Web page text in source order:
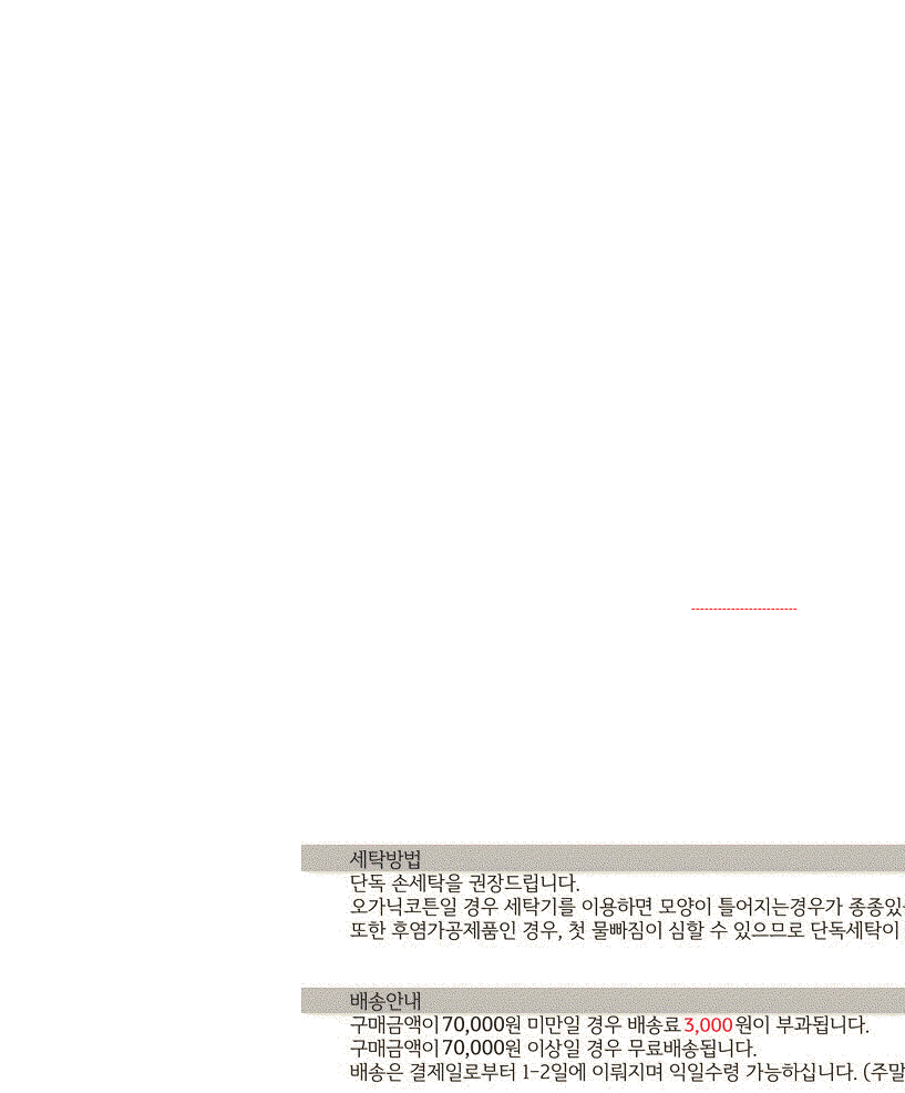
------------------------